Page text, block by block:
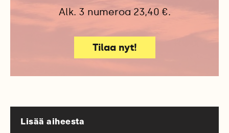
Alk. 3 numeroa 23,40 €.
Tilaa nyt!
Lisää aiheesta